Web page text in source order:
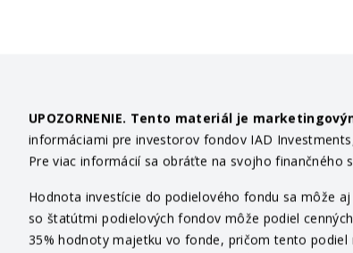
UPOZORNENIE. Tento materiál je
informáciami pre investorov fondov IAD
Hodnota investície do podielového fondu sa môže
so štatútmi podielových fondov môže podiel